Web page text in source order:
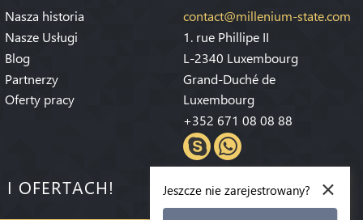
Nasza historia
Nasze Usługi
Blog
Partnerzy
Oferty pracy
contact@millenium-state.com
1. rue Phillipe II
L-2340 Luxembourg
Grand-Duché de
Luxembourg
+352 671 08 08 88
OFERTACH! ×
Jeszcze nie zarejestrowany?